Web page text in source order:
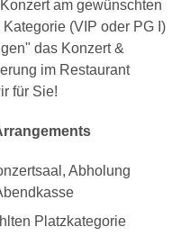
am gewünschten
(VIP oder PG I)
das Konzert &
im Restaurant
für Sie!
Abholung
Platzkategorie